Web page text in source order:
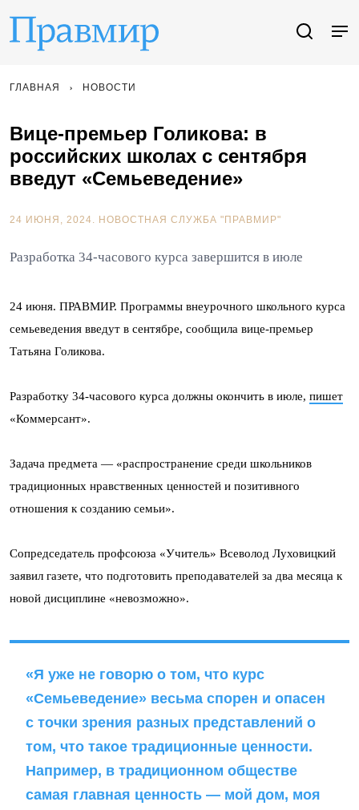
ГЛАВНАЯ НОВОСТИ
Вице-премьер Голикова: в
российских школах с сентября
введут «Семьеведение»
24 ИЮНЯ, 2024. НОВОСТНАЯ СЛУЖБА "ПРАВМИР"
Разработка 34-часового курса завершится в июле
24 июня. ПРАВМИР. Программы внеурочного школьного курса
семьеведения введут в сентябре, сообщила вице-премьер
Татьяна Голикова.
Разработку 34-часового курса должны окончить в июле, пишет
«Коммерсант».
Задача предмета — «распространение среди школьников
традиционных нравственных ценностей и позитивного
отношения к созданию семьи».
Сопредседатель профсоюза «Учитель» Всеволод Луховицкий
заявил газете, что подготовить преподавателей за два месяца к
новой дисциплине «невозможно».
«Я уже не говорю о том, что курс
«Семьеведение» весьма спорен и опасен
с точки зрения разных представлений о
том, что такое традиционные ценности.
Например, в традиционном обществе
самая главная ценность — мой дом, моя